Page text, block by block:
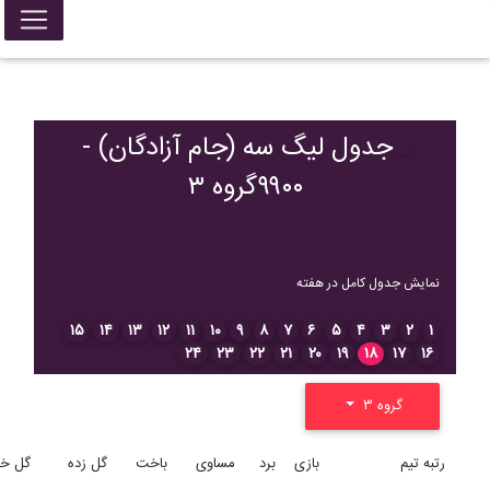
جدول لیگ سه (جام آزادگان) -
۹۹۰۰گروه ۳
نمایش جدول کامل در هفته
۱ ۲ ۳ ۴ ۵ ۶ ۷ ۸ ۹ ۱۰ ۱۱ ۱۲ ۱۳ ۱۴ ۱۵
۱۶ ۱۷ ۱۸ ۱۹ ۲۰ ۲۱ ۲۲ ۲۳ ۲۴
گروه ۳
رتبهتیم بازی برد مساوی باخت گل زده گل